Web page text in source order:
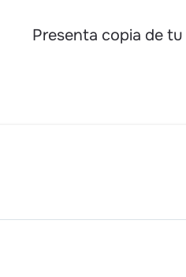
Presenta copia de